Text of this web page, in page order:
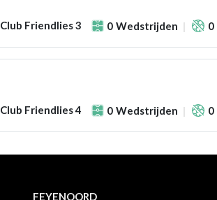
Club Friendlies 3 0 Wedstrijden 0
Club Friendlies 4 0 Wedstrijden 0
FEYENOORD